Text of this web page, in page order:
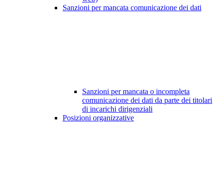
Sanzioni per mancata comunicazione dei dati
Sanzioni per mancata o incompleta
comunicazione dei dati da parte dei titolari
di incarichi dirigenziali
Posizioni organizzative